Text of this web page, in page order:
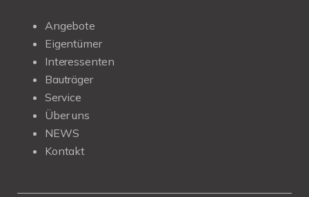
Angebote
Eigentümer
Interessenten
Bauträger
Service
Über uns
NEWS
Kontakt